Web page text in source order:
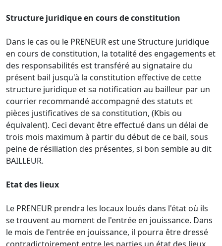
Structure juridique en cours de constitution
Dans le cas ou le PRENEUR est une Structure juridique
en cours de constitution, la totalité des engagements et
des responsabilités est transféré au signataire du
présent bail jusqu'à la constitution effective de cette
structure juridique et sa notification au bailleur par un
courrier recommandé accompagné des statuts et
pièces justificatives de sa constitution, (Kbis ou
équivalent). Ceci devant être effectué dans un délai de
trois mois maximum à partir du début de ce bail, sous
peine de résiliation des présentes, si bon semble au dit
BAILLEUR.
Etat des lieux
Le PRENEUR prendra les locaux loués dans l'état où ils
se trouvent au moment de l'entrée en jouissance. Dans
le mois de l'entrée en jouissance, il pourra être dressé